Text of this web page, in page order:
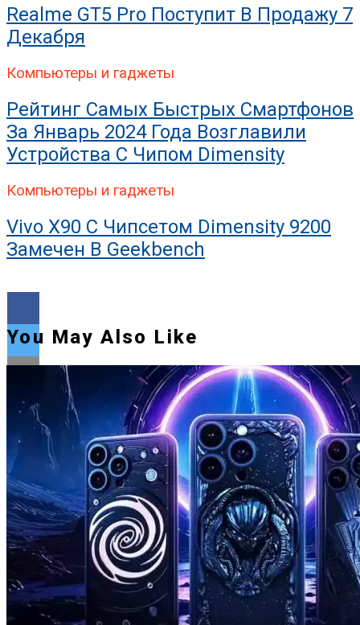
Realme GT5 Pro Поступит В Продажу 7
Декабря
Компьютеры и гаджеты
Рейтинг Самых Быстрых Смартфонов
За Январь 2024 Года Возглавили
Устройства С Чипом Dimensity
Компьютеры и гаджеты
Vivo X90 С Чипсетом Dimensity 9200
Замечен В Geekbench
Flipboard
Reddit
Pinterest
Whatsapp
Whatsapp
You May Also Like